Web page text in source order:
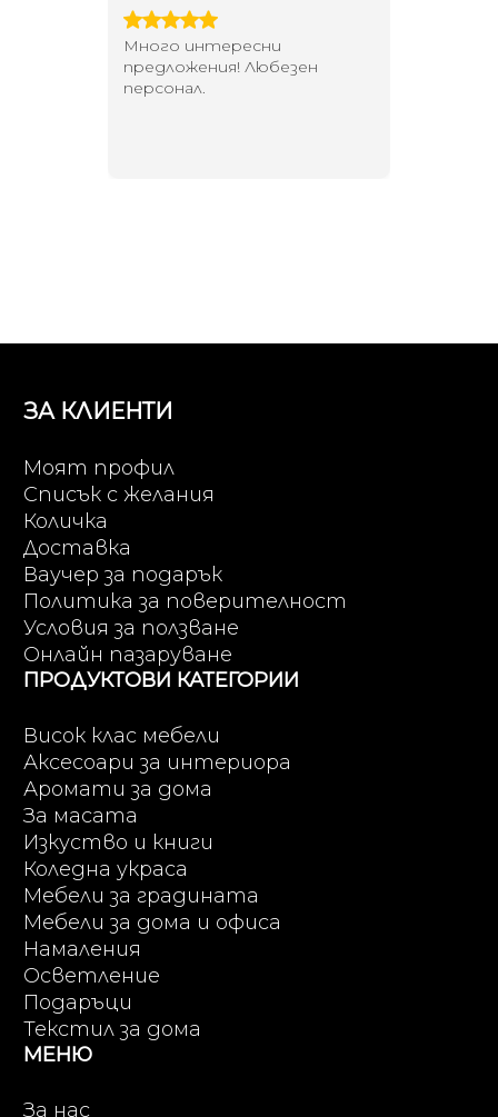
Много интересни
предложения! Любезен
персонал.
ЗА КЛИЕНТИ
Моят профил
Списък с желания
Количка
Доставка
Ваучер за подарък
Политика за поверителност
Условия за ползване
Онлайн пазаруване
ПРОДУКТОВИ КАТЕГОРИИ
Висок клас мебели
Аксесоари за интериора
Аромати за дома
За масата
Изкуство и книги
Коледна украса
Мебели за градината
Мебели за дома и офиса
Намаления
Осветление
Подаръци
Текстил за дома
МЕНЮ
За нас